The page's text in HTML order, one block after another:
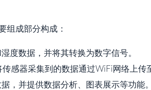
组成部分构成：
度数据，并将其转换为数字信号。
感器采集到的数据通过WiFi网络上传
，并提供数据分析、图表展示等功能